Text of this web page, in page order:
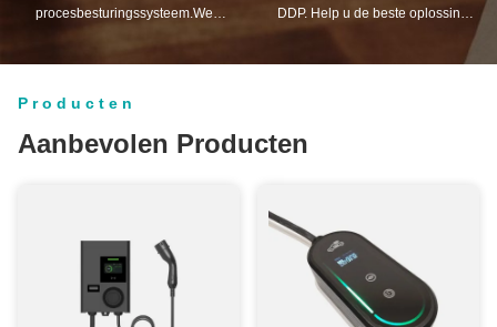
procesbesturingssysteem.We
DDP. Help u de beste oplossing
Producten
Aanbevolen Producten